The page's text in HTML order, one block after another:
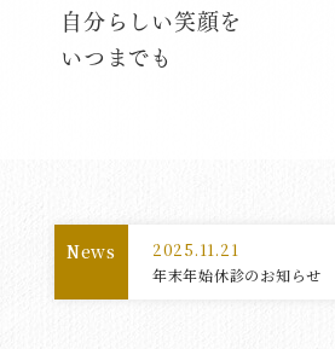
自分らしい笑顔を
いつまでも
News
2025.11.21
年末年始休診のお知らせ